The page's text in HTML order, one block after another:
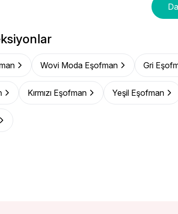
Wovi Moda Eşofman Gri
Kırmızı Eşofman Yeşil Eşofman